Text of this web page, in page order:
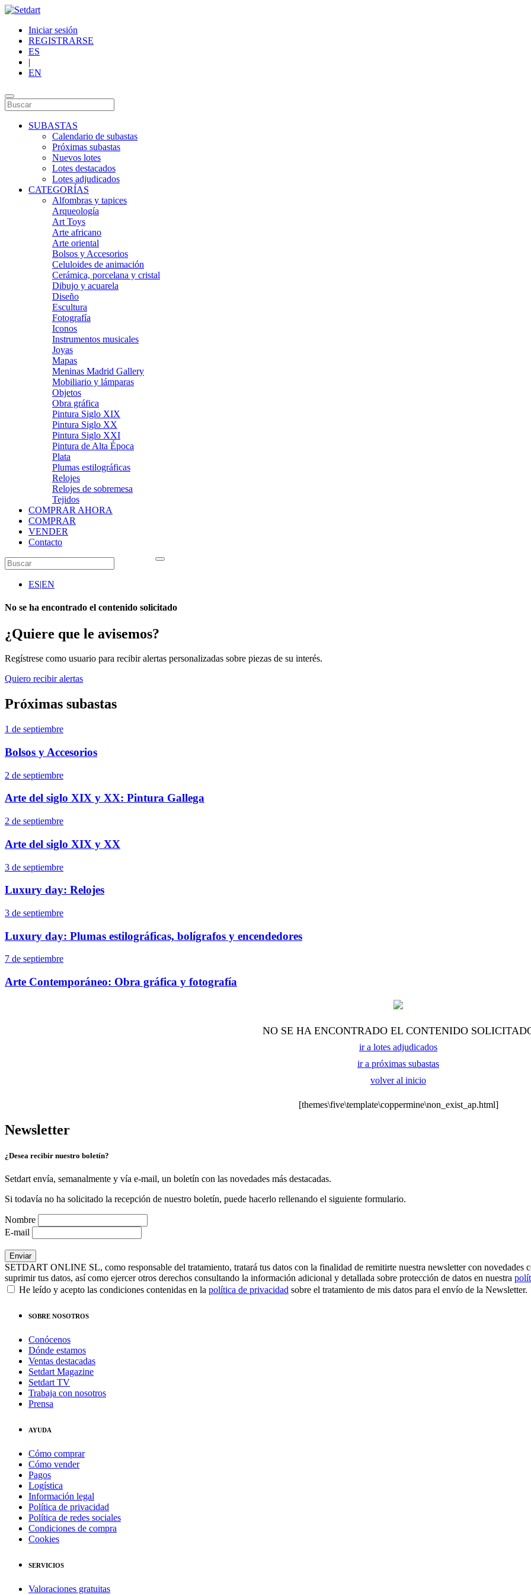
Iniciar sesión
REGISTRARSE
ES
|
EN
SUBASTAS
Calendario de subastas
Próximas subastas
Nuevos lotes
Lotes destacados
Lotes adjudicados
CATEGORÍAS
Alfombras y tapices
Arqueología
Art Toys
Arte africano
Arte oriental
Bolsos y Accesorios
Celuloides de animación
Cerámica, porcelana y cristal
Dibujo y acuarela
Diseño
Escultura
Fotografía
Iconos
Instrumentos musicales
Joyas
Mapas
Meninas Madrid Gallery
Mobiliario y lámparas
Objetos
Obra gráfica
Pintura Siglo XIX
Pintura Siglo XX
Pintura Siglo XXI
Pintura de Alta Época
Plata
Plumas estilográficas
Relojes
Relojes de sobremesa
Tejidos
COMPRAR AHORA
COMPRAR
VENDER
Contacto
ES|EN
No se ha encontrado el contenido solicitado
¿Quiere que le avisemos?
Regístrese como usuario para recibir alertas personalizadas sobre piezas de su interés.
Quiero recibir alertas
Próximas subastas
1 de septiembre
Bolsos y Accesorios
2 de septiembre
Arte del siglo XIX y XX: Pintura Gallega
2 de septiembre
Arte del siglo XIX y XX
3 de septiembre
Luxury day: Relojes
3 de septiembre
Luxury day: Plumas estilográficas, bolígrafos y encendedores
7 de septiembre
Arte Contemporáneo: Obra gráfica y fotografía
NO SE HA ENCONTRADO EL CONTENIDO
ir a lotes adjudicados
ir a próximas subastas
volver al inicio
[themes\five\template\coppermine\non_exist_ap.html]
Newsletter
¿Desea recibir nuestro boletín?
Setdart envía, semanalmente y vía e-mail, un boletín con las novedades más destacadas.
Si todavía no ha solicitado la recepción de nuestro boletín, puede hacerlo rellenando el siguiente formulario.
Nombre
E-mail
SETDART ONLINE SL, como responsable del tratamiento, tratará tus datos con la finalidad de remitirte nuestra newsletter con novedades
suprimir tus datos, así como ejercer otros derechos consultando la información adicional y detallada sobre protección de datos en nuestra
He leído y acepto las condiciones contenidas en la política de privacidad sobre el tratamiento de mis datos para el envío de la Newsletter.
SOBRE NOSOTROS
Conócenos
Dónde estamos
Ventas destacadas
Setdart Magazine
Setdart TV
Trabaja con nosotros
Prensa
AYUDA
Cómo comprar
Cómo vender
Pagos
Logística
Información legal
Política de privacidad
Política de redes sociales
Condiciones de compra
Cookies
SERVICIOS
Valoraciones gratuitas